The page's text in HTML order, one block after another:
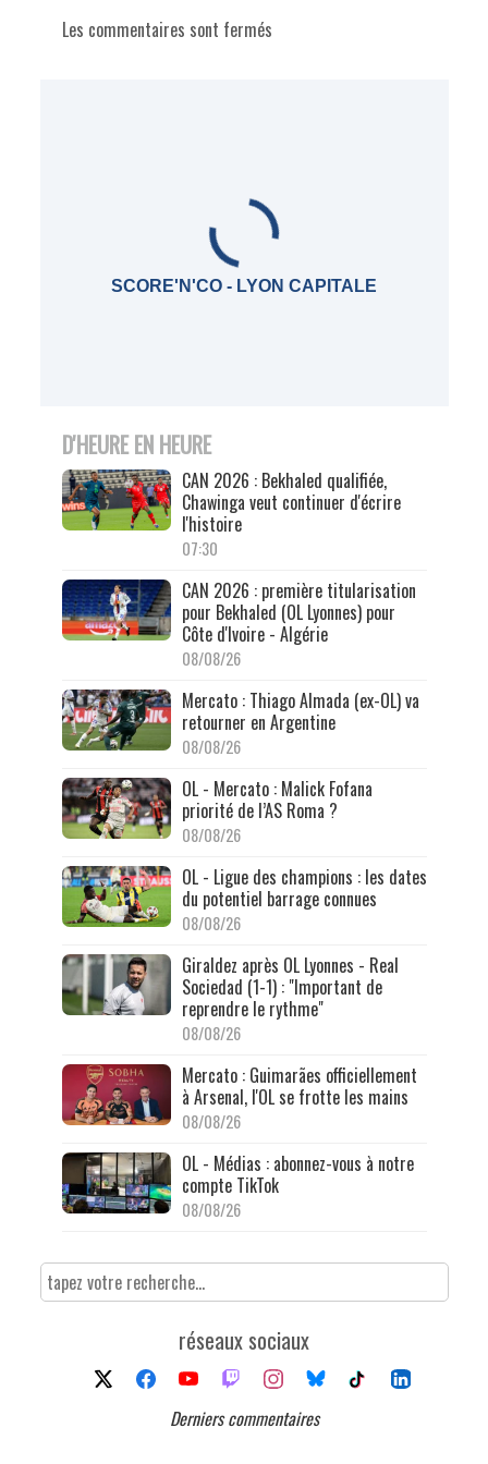
Les commentaires sont fermés
SCORE'N'CO - LYON CAPITALE
D'HEURE EN HEURE
CAN 2026 : Bekhaled qualifiée,
Chawinga veut continuer d'écrire
l'histoire
07:30
CAN 2026 : première titularisation
pour Bekhaled (OL Lyonnes) pour
Côte d'Ivoire - Algérie
08/08/26
Mercato : Thiago Almada (ex-OL) va
retourner en Argentine
08/08/26
OL - Mercato : Malick Fofana
priorité de l’AS Roma ?
08/08/26
OL - Ligue des champions : les dates
du potentiel barrage connues
08/08/26
Giraldez après OL Lyonnes - Real
Sociedad (1-1) : "Important de
reprendre le rythme"
08/08/26
Mercato : Guimarães officiellement
à Arsenal, l'OL se frotte les mains
08/08/26
OL - Médias : abonnez-vous à notre
compte TikTok
08/08/26
réseaux sociaux
Derniers commentaires